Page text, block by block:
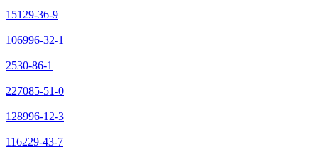
15129-36-9
106996-32-1
2530-86-1
227085-51-0
128996-12-3
116229-43-7